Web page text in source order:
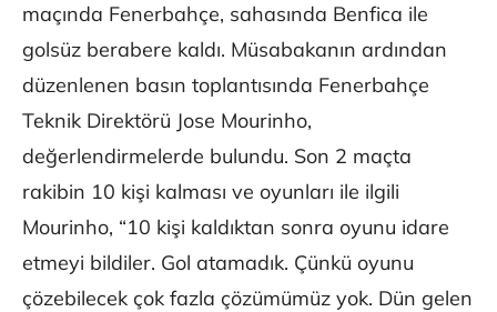
maçında Fenerbahçe, sahasında Benfica ile
golsüz berabere kaldı. Müsabakanın ardından
düzenlenen basın toplantısında Fenerbahçe
Teknik Direktörü Jose Mourinho,
değerlendirmelerde bulundu. Son 2 maçta
rakibin 10 kişi kalması ve oyunları ile ilgili
Mourinho, “10 kişi kaldıktan sonra oyunu idare
etmeyi bildiler. Gol atamadık. Çünkü oyunu
çözebilecek çok fazla çözümümüz yok. Dün gelen